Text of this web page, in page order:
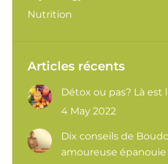
Nutrition
Articles récents
Détox ou pas? Là est
4 May 2022
Dix conseils de
amoureuse épanouie